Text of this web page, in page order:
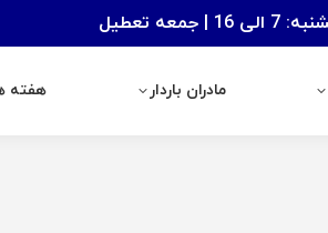
مادران باردار هفته
مادران باردار